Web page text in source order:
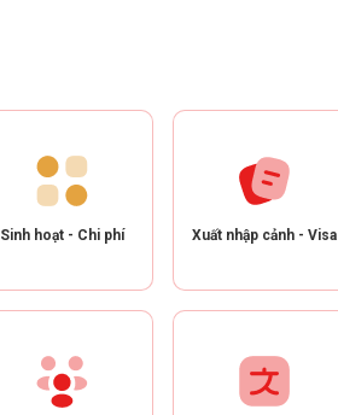
Sinh hoạt - Chi phí Xuất nhập cảnh - Visa